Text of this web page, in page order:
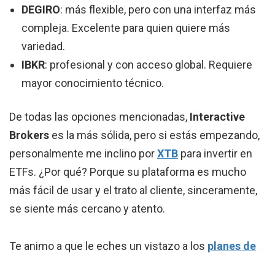
DEGIRO: más flexible, pero con una interfaz más
compleja. Excelente para quien quiere más
variedad.
IBKR: profesional y con acceso global. Requiere
mayor conocimiento técnico.
De todas las opciones mencionadas, Interactive
Brokers es la más sólida, pero si estás empezando,
personalmente me inclino porXTB para invertir en
ETFs. ¿Por qué? Porque su plataforma es mucho
más fácil de usar y el trato al cliente, sinceramente,
se siente más cercano y atento.
Te animo a que le eches un vistazo a los planes de